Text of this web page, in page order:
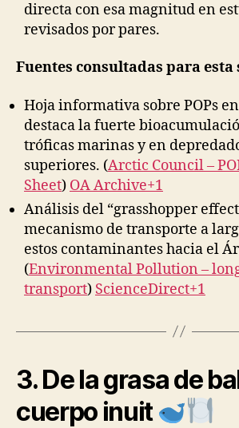
directa con esa magnitud en
revisados por pares.
Fuentes consultadas para esta
Hoja informativa sobre POPs
destaca la fuerte
tróficas marinas y en
superiores. (Arctic Council –
Sheet) OA Archive+1
Análisis del “grasshopper
mecanismo de transporte a
estos contaminantes hacia el
(Environmental Pollution –
transport) ScienceDirect+1
3. De la grasa de
cuerpo inuit